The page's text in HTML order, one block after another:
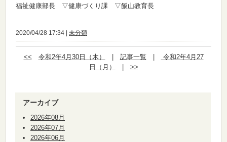
福祉健康部長 ▽健康づくり課 ▽飯山教育長
2020/04/28 17:34 | 未分類
<< 令和2年4月30日（木） 記事一覧
令和2年4月27
日（月）
>>
アーカイブ
2026年08月
2026年07月
2026年06月